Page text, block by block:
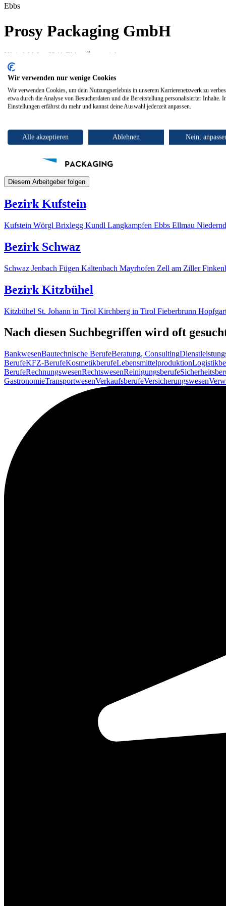
Ebbs
Prosy Packaging GmbH
Kleinfeld 8a, 6341 Ebbs, Österreich
Diesem Arbeitgeber folgen
Bezirk Kufstein
Kufstein Wörgl Brixlegg Kundl Langkampfen Ebbs Ellmau
Bezirk Schwaz
Schwaz Jenbach Fügen Kaltenbach Mayrhofen Zell am Ziller
Bezirk Kitzbühel
Kitzbühel St. Johann in Tirol Kirchberg in Tirol Fieberbrunn
Nach diesen Suchbegriffen wird oft
BankwesenBautechnische BerufeBeratung, Consulting
BerufeKFZ-BerufeKosmetikberufeLebensmittelproduktion
BerufeRechnungswesenRechtswesenReinigungsberufe
GastronomieTransportwesenVerkaufsberufeVersicherungswesen
Wir verwenden nur wenige Cookies
Wir verwenden Cookies, um dein Nutzungserlebnis in unserem Karrierenetzwerk zu
etwa durch die Analyse von Besucherdaten und die Bereitstellung personalisierter Inhalte.
Einstellungen erfährst du mehr und kannst deine Auswahl jederzeit anpassen.
Alle akzeptieren Ablehnen Nein,